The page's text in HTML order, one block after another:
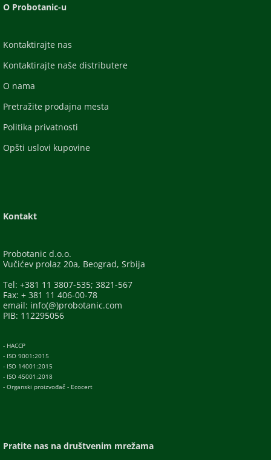
O Probotanic-u
Kontaktirajte nas
Kontaktirajte naše distributere
O nama
Pretražite prodajna mesta
Politika privatnosti
Opšti uslovi kupovine
Kontakt
Probotanic d.o.o.
Vučićev prolaz 20a, Beograd, Srbija
Tel: +381 11 3807-535; 3821-567
Fax: + 381 11 406-00-78
email: info(@)probotanic.com
PIB: 112295056
- HACCP
- ISO 9001:2015
- ISO 14001:2015
- ISO 45001:2018
- Organski proizvođač - Ecocert
Pratite nas na društvenim mrežama